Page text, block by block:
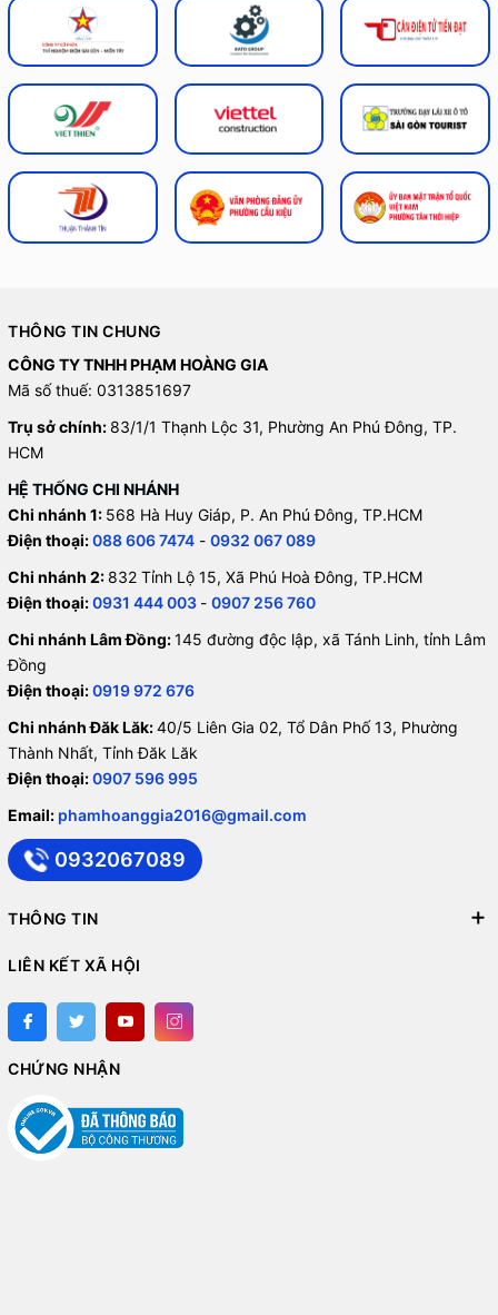
THÔNG TIN CHUNG
CÔNG TY TNHH PHẠM HOÀNG GIA
Mã số thuế: 0313851697
Trụ sở chính: 83/1/1 Thạnh Lộc 31, Phường An Phú Đông, TP.
HCM
HỆ THỐNG CHI NHÁNH
Chi nhánh 1: 568 Hà Huy Giáp, P. An Phú Đông, TP.HCM
Điện thoại:088 606 7474 - 0932 067 089
Chi nhánh 2: 832 Tỉnh Lộ 15, Xã Phú Hoà Đông, TP.HCM
Điện thoại:0931 444 003 - 0907 256 760
Chi nhánh Lâm Đồng:145 đường độc lập, xã Tánh Linh, tỉnh Lâm
Đồng
Điện thoại:0919 972 676
Chi nhánh Đăk Lăk:40/5 Liên Gia 02, Tổ Dân Phố 13, Phường
Thành Nhất, Tỉnh Đăk Lăk
Điện thoại:0907 596 995
Email: phamhoanggia2016@gmail.com
0932067089
THÔNG TIN
LIÊN KẾT XÃ HỘI
CHỨNG NHẬN